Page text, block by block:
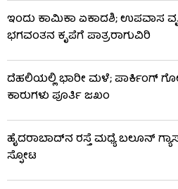
ಇಂದು ಕಾಮಿಕಾ ಏಕಾದಶಿ; ಉಪವಾಸ
ಭಗವಂತನ ಕೃಪೆಗೆ ಪಾತ್ರರಾಗುವಿರಿ
ದೆಹಲಿಯಲ್ಲಿ ಭಾರೀ ಮಳೆ; ಪಾರ್ಕಿಂಗ್
ಕಾರುಗಳು ಪೂರ್ತಿ ಜಖಂ
ಹೈದರಾಬಾದ್​ನ ರಸ್ತೆ ಮಧ್ಯೆ ಬಲೂನ್
ಸ್ಫೋಟ